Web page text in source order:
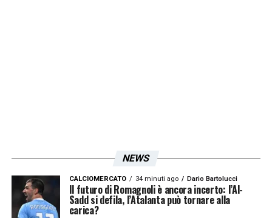
NEWS
CALCIOMERCATO 34 minuti ago Dario Bartolucci
Il futuro di Romagnoli è ancora incerto: l’Al-
Sadd si defila, l’Atalanta può tornare alla
carica?